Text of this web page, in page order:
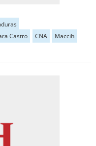
Castro CNA
Maccih